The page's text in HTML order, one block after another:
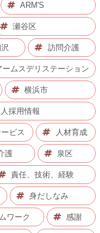
ARM'S
瀬谷区
訪問介護
ームスデリステーション
横浜市
採用情報
ビス 人材育成
護 泉区
責任、技術、経験
身だしなみ
ワーク 感謝